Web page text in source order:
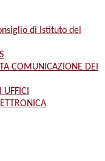
di Istituto del
COMUNICAZIONE DEI
UFFICI